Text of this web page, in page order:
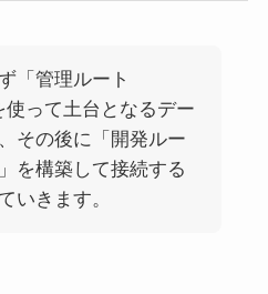
「管理ルート
使って土台となるデー
その後に「開発ルー
を構築して接続する
いきます。